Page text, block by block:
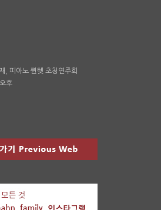
, 피아노 퀸텟 초청연주회
후